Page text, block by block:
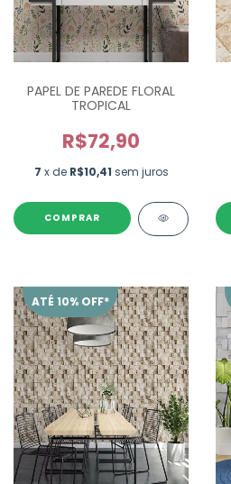
PAPEL DE PAREDE FLORAL
TROPICAL
R$72,90
7 x de R$10,41 sem juros
ATÉ 10% OFF*